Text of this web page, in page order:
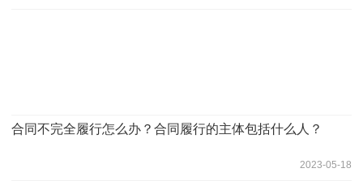
合同不完全履行怎么办？合同履行的主体包括什么人？
2023-05-18